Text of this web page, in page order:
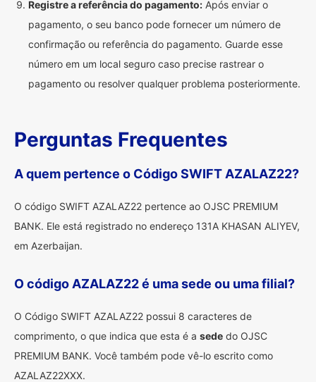
Registre a referência do pagamento: Após enviar o
pagamento, o seu banco pode fornecer um número de
confirmação ou referência do pagamento. Guarde esse
número em um local seguro caso precise rastrear o
pagamento ou resolver qualquer problema posteriormente.
Perguntas Frequentes
A quem pertence o Código SWIFT AZALAZ22?
O código SWIFT AZALAZ22 pertence ao OJSC PREMIUM
BANK. Ele está registrado no endereço 131A KHASAN ALIYEV,
em Azerbaijan.
O código AZALAZ22 é uma sede ou uma filial?
O Código SWIFT AZALAZ22 possui 8 caracteres de
comprimento, o que indica que esta é a sede do OJSC
PREMIUM BANK. Você também pode vê-lo escrito como
AZALAZ22XXX.